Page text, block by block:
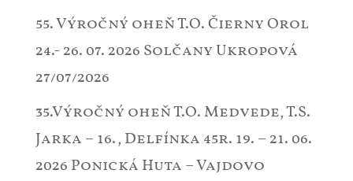
55. Výročný oheň T.O. Čierny Orol
24.- 26. 07. 2026 Solčany Ukropová
27/07/2026
35.Výročný oheň T.O. Medvede, T.S.
Jarka – 16., Delfínka 45r. 19. – 21. 06.
2026 Ponická Huta – Vajdovo